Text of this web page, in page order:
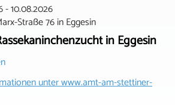
-10.08.2026
Straße 76inEggesin
in Eggesin
unterwww.amt-am-stettiner-